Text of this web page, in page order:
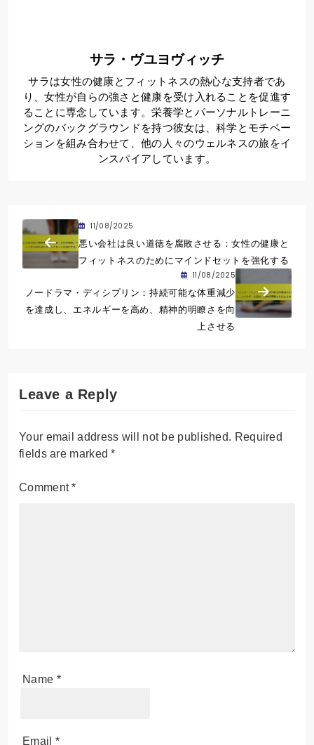
サラ・ヴユヨヴィッチ
サラは女性の健康とフィットネスの熱心な支持者であ
り、女性が自らの強さと健康を受け入れることを促進す
ることに専念しています。栄養学とパーソナルトレーニ
ングのバックグラウンドを持つ彼女は、科学とモチベー
ションを組み合わせて、他の人々のウェルネスの旅をイ
ンスパイアしています。
11/08/2025
悪い会社は良い道徳を腐敗させる：女性の健康と
フィットネスのためにマインドセットを強化する
11/08/2025
ノードラマ・ディシプリン：持続可能な体重減少
を達成し、エネルギーを高め、精神的明瞭さを向
上させる
Leave a Reply
Your email address will not be published. Required
fields are marked*
Comment*
Name *
Email *